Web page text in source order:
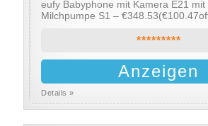
eufy Babyphone mit Kamera E21 mit
Milchpumpe S1 –
*********
Anzeigen
Details »